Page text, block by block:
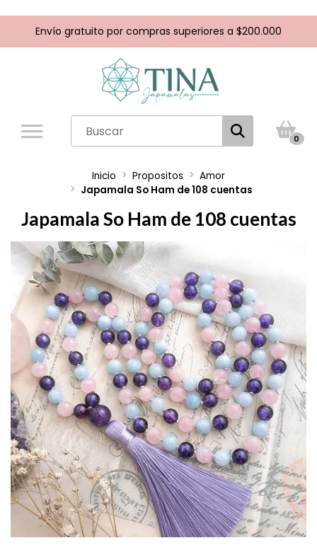
Envío gratuito por compras superiores a $200.000
0
Inicio Propositos
Amor
Japamala So Ham de 108 cuentas
Japamala So Ham de 108 cuentas